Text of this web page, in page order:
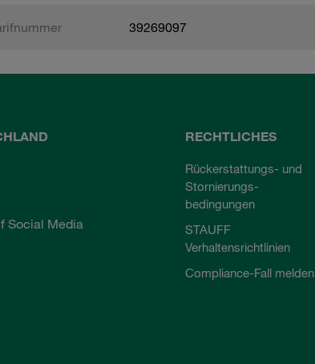
39269097
Social Media
RECHTLICHES
Rückerstattungs- und
Stornierungs-
bedingungen
STAUFF
Verhaltensrichtlinien
Compliance-Fall melden